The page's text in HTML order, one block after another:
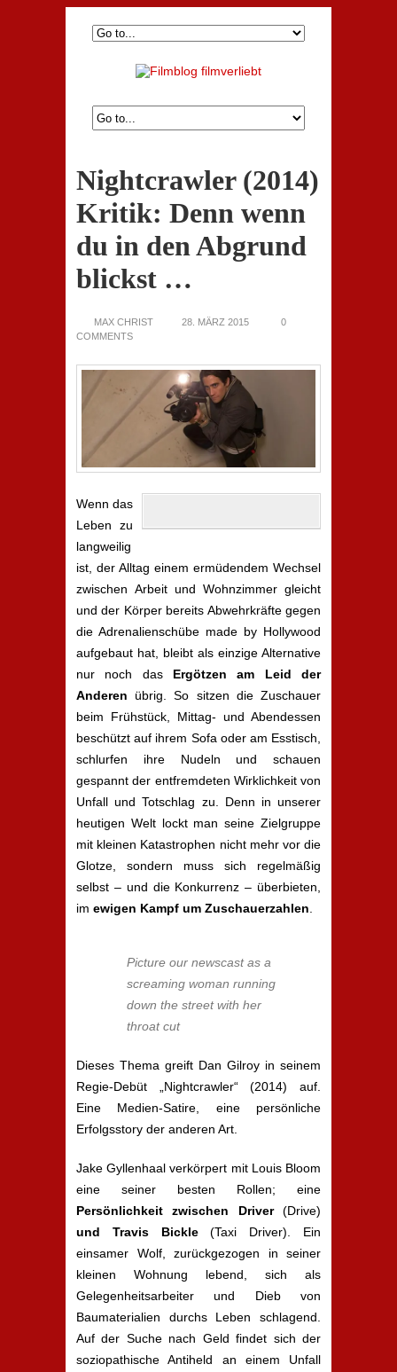
Nightcrawler (2014)
Kritik: Denn wenn
du in den Abgrund
blickst …
MAX CHRIST 28. MÄRZ 2015
0
COMMENTS
Wenn das
Leben zu
langweilig
ist, der Alltag einem ermüdendem Wechsel
zwischen Arbeit und Wohnzimmer gleicht
und der Körper bereits Abwehrkräfte gegen
die Adrenalienschübe made by Hollywood
aufgebaut hat, bleibt als einzige Alternative
nur noch das Ergötzen am Leid der
Anderen übrig. So sitzen die Zuschauer
beim Frühstück, Mittag- und Abendessen
beschützt auf ihrem Sofa oder am Esstisch,
schlurfen ihre Nudeln und schauen
gespannt der entfremdeten Wirklichkeit von
Unfall und Totschlag zu. Denn in unserer
heutigen Welt lockt man seine Zielgruppe
mit kleinen Katastrophen nicht mehr vor die
Glotze, sondern muss sich regelmäßig
selbst – und die Konkurrenz – überbieten,
im ewigen Kampf um Zuschauerzahlen
Picture our newscast as a
screaming woman running
down the street with her
throat cut
Dieses Thema greift Dan Gilroy in seinem
Regie-Debüt „Nightcrawler“ (2014) auf.
Eine Medien-Satire, eine persönliche
Erfolgsstory der anderen Art.
Jake Gyllenhaal verkörpert mit Louis Bloom
eine seiner besten Rollen; eine
Persönlichkeit zwischen Driver(Drive)
und Travis Bickle(Taxi Driver). Ein
einsamer Wolf, zurückgezogen in seiner
kleinen Wohnung lebend, sich als
Gelegenheitsarbeiter und Dieb von
Baumaterialien durchs Leben schlagend.
Auf der Suche nach Geld findet sich der
soziopathische Antiheld an einem Unfall